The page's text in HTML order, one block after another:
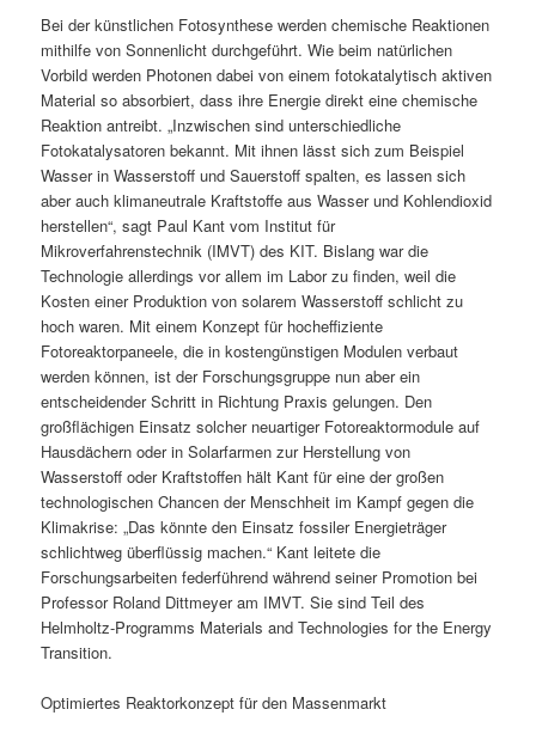
Bei der künstlichen Fotosynthese werden chemische Reaktionen
mithilfe von Sonnenlicht durchgeführt. Wie beim natürlichen
Vorbild werden Photonen dabei von einem fotokatalytisch aktiven
Material so absorbiert, dass ihre Energie direkt eine chemische
Reaktion antreibt. „Inzwischen sind unterschiedliche
Fotokatalysatoren bekannt. Mit ihnen lässt sich zum Beispiel
Wasser in Wasserstoff und Sauerstoff spalten, es lassen sich
aber auch klimaneutrale Kraftstoffe aus Wasser und Kohlendioxid
herstellen“, sagt Paul Kant vom Institut für
Mikroverfahrenstechnik (IMVT) des KIT. Bislang war die
Technologie allerdings vor allem im Labor zu finden, weil die
Kosten einer Produktion von solarem Wasserstoff schlicht zu
hoch waren. Mit einem Konzept für hocheffiziente
Fotoreaktorpaneele, die in kostengünstigen Modulen verbaut
werden können, ist der Forschungsgruppe nun aber ein
entscheidender Schritt in Richtung Praxis gelungen. Den
großflächigen Einsatz solcher neuartiger Fotoreaktormodule auf
Hausdächern oder in Solarfarmen zur Herstellung von
Wasserstoff oder Kraftstoffen hält Kant für eine der großen
technologischen Chancen der Menschheit im Kampf gegen die
Klimakrise: „Das könnte den Einsatz fossiler Energieträger
schlichtweg überflüssig machen.“ Kant leitete die
Forschungsarbeiten federführend während seiner Promotion bei
Professor Roland Dittmeyer am IMVT. Sie sind Teil des
Helmholtz-Programms Materials and Technologies for the Energy
Transition.
Optimiertes Reaktorkonzept für den Massenmarkt